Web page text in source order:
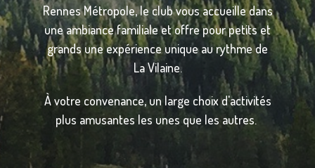
Rennes Métropole, le club vous accueille dans
une ambiance familiale et offre pour petits et
grands une expérience unique au rythme de
La Vilaine.
À votre convenance, un large choix d'activités
plus amusantes les unes que les autres.